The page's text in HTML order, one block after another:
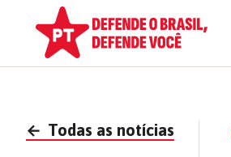
← Todas as notícias